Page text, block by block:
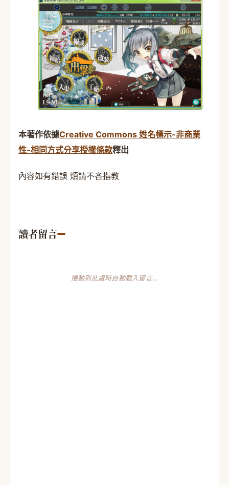
本著作依據Creative Commons 姓名標示-非商業
性-相同方式分享授權條款釋出
內容如有錯誤 煩請不吝指教
讀者留言
捲動到此處時自動載入留言…